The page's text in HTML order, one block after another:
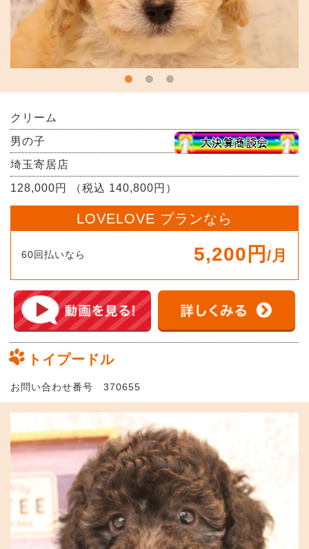
クリーム
男の子
埼玉寄居店
128,000円 （税込 140,800円）
LOVELOVE プランなら
60回払いなら 5,200円 /月
トイプードル
お問い合わせ番号 370655